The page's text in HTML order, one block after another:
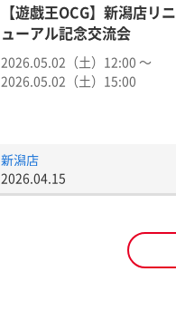
【遊戯王OCG】新潟店リニ
ューアル記念交流会
2026.05.02（土）12:00 〜
2026.05.02（土）15:00
新潟店
2026.04.15